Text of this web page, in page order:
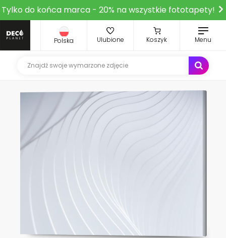
Tylko do końca marca - 20% na wszystkie fototapety!
Polska Ulubione Koszyk Menu